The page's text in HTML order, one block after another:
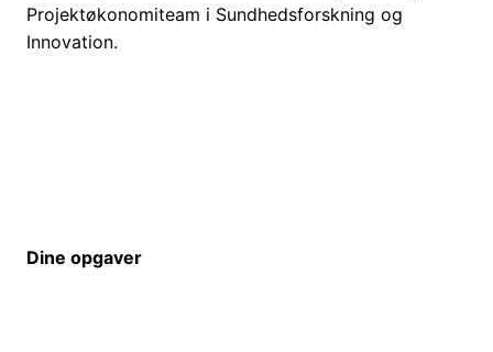
Projektøkonomiteam i Sundhedsforskning og
Innovation.
Dine opgaver